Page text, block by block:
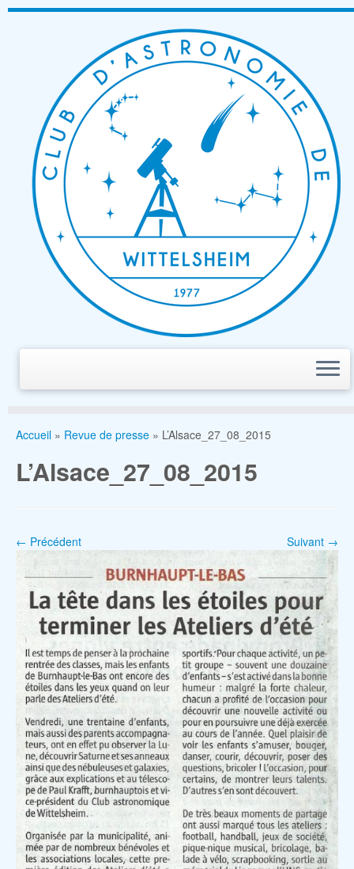
Passer
Accueil » Revue de presse » L’Alsace_27_08_2015
L’Alsace_27_08_2015
← Précédent Suivant →